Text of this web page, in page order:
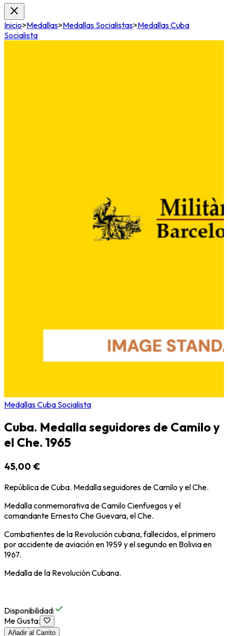
Inicio>Medallas>Medallas Socialistas>Medallas Cuba
Socialista
Medallas Cuba Socialista
Cuba. Medalla seguidores de Camilo y
el Che. 1965
45,00 €
República de Cuba. Medalla seguidores de Camilo y el Che.
Medalla conmemorativa de Camilo Cienfuegos y el
comandante Ernesto Che Guevara, el Che.
Combatientes de la Revolución cubana, fallecidos, el primero
por accidente de aviación en 1959 y el segundo en Bolivia en
1967.
Medalla de la Revolución Cubana.
Disponibilidad:
Me Gusta:
Añadir al Carrito